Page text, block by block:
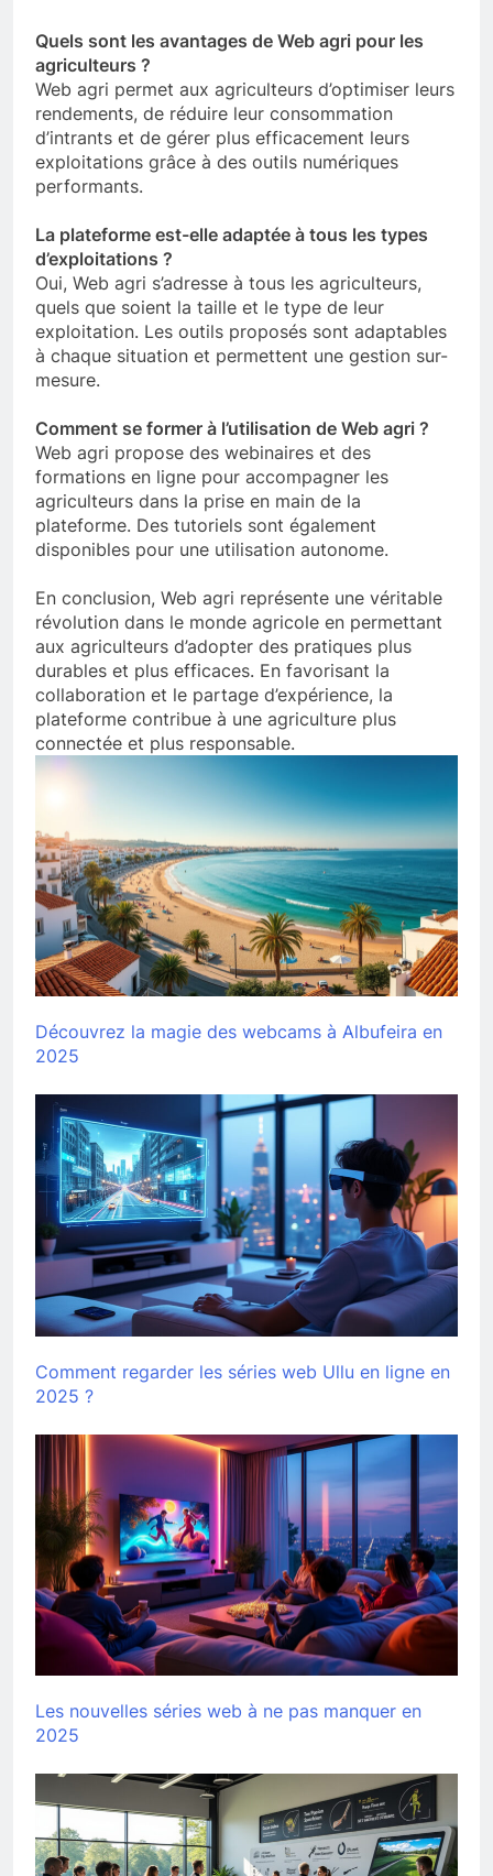
Quels sont les avantages de Web agri pour les
agriculteurs ?
Web agri permet aux agriculteurs d’optimiser leurs
rendements, de réduire leur consommation
d’intrants et de gérer plus efficacement leurs
exploitations grâce à des outils numériques
performants.
La plateforme est-elle adaptée à tous les types
d’exploitations ?
Oui, Web agri s’adresse à tous les agriculteurs,
quels que soient la taille et le type de leur
exploitation. Les outils proposés sont adaptables
à chaque situation et permettent une gestion sur-
mesure.
Comment se former à l’utilisation de Web agri ?
Web agri propose des webinaires et des
formations en ligne pour accompagner les
agriculteurs dans la prise en main de la
plateforme. Des tutoriels sont également
disponibles pour une utilisation autonome.
En conclusion, Web agri représente une véritable
révolution dans le monde agricole en permettant
aux agriculteurs d’adopter des pratiques plus
durables et plus efficaces. En favorisant la
collaboration et le partage d’expérience, la
plateforme contribue à une agriculture plus
connectée et plus responsable.
Découvrez la magie des webcams à Albufeira en
2025
Comment regarder les séries web Ullu en ligne en
2025 ?
Les nouvelles séries web à ne pas manquer en
2025